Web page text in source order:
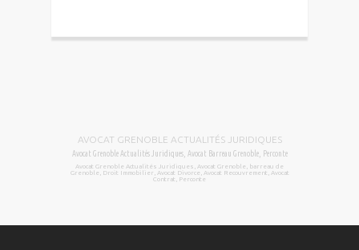
AVOCAT GRENOBLE ACTUALITÉS JURIDIQUES
Avocat Grenoble Actualités Juridiques, Avocat Barreau Grenoble, Perconte
Avocat Grenoble Actualités Juridiques, Avocat Grenoble, barreau de
Grenoble, Droit Immobilier, Avocat Divorce, Avocat Recouvrement, Avocat
Contrat, Perconte